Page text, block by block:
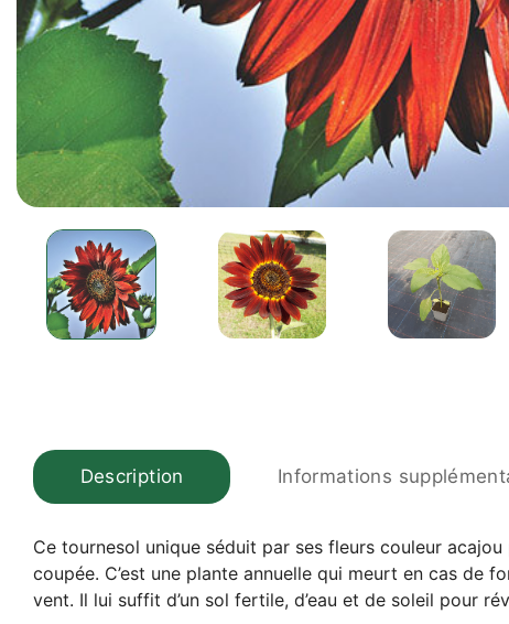
Description Informations
Ce tournesol unique séduit par ses fleurs couleur
coupée. C’est une plante annuelle qui meurt en cas
vent. Il lui suffit d’un sol fertile, d’eau et de soleil pour